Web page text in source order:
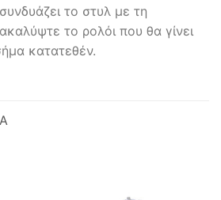
το στυλ με τη
το ρολόι που θα γίνει
κατατεθέν.